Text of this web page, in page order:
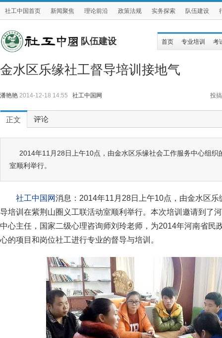
社工中国首页 新闻聚焦 理论前沿 政策法规 实务探索 队伍建设
队伍建设 首页 专业培训 考
金水区乐缘社工督导培训接地气
潘艳艳 2014-12-18 14:55 社工中国网 投搞
正文 评论
2014年11月28日上午10点，由金水区乐缘社会工作服务中心组
室顺利举行。
社工中国网消息：2014年11月28日上午10点，由金水区
导培训在紫荆山圈义工联活动室顺利举行。本次培训邀请到了
中心主任，国家二级心理咨询师刘玲老师，为2014年河南省民
心的项目和岗位社工进行专业的督导与培训。